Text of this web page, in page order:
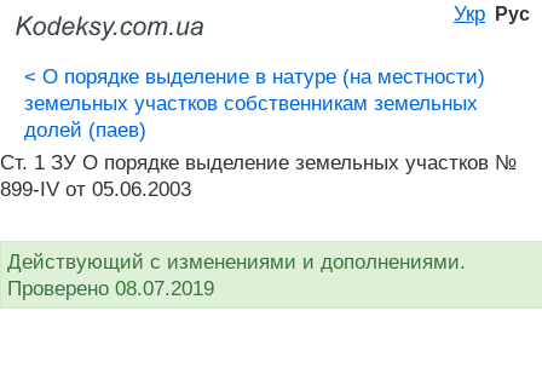
Укр Рус
< О порядке выделение в натуре (на местности)
земельных участков собственникам земельных
долей (паев)
Ст. 1 ЗУ О порядке выделение земельных участков №
899-IV от 05.06.2003
Действующий с изменениями и дополнениями.
Проверено 08.07.2019